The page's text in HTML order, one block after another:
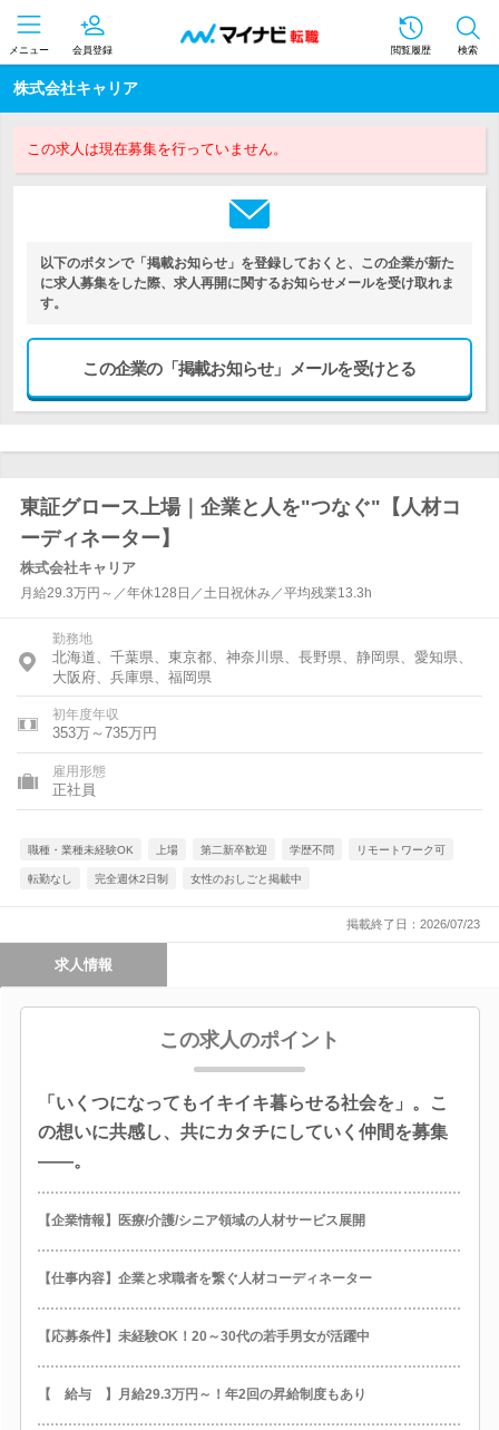
メニュー 会員登録 閲覧履歴 検索
株式会社キャリア
この求人は現在募集を行っていません。
以下のボタンで「掲載お知らせ」を登録しておくと、この企業が新た
に求人募集をした際、求人再開に関するお知らせメールを受け取れま
す。
この企業の「掲載お知らせ」メールを受けとる
東証グロース上場｜企業と人を"つなぐ"【人材コ
ーディネーター】
株式会社キャリア
月給29.3万円～／年休128日／土日祝休み／平均残業13.3h
勤務地
北海道、千葉県、東京都、神奈川県、長野県、静岡県、愛知県、
大阪府、兵庫県、福岡県
初年度年収
353万～735万円
雇用形態
正社員
職種・業種未経験OK 上場 第二新卒歓迎 学歴不問 リモートワーク可
転勤なし 完全週休2日制 女性のおしごと掲載中
掲載終了日：2026/07/23
求人情報
この求人のポイント
「いくつになってもイキイキ暮らせる社会を」。こ
の想いに共感し、共にカタチにしていく仲間を募集
――。
【企業情報】医療/介護/シニア領域の人材サービス展開
【仕事内容】企業と求職者を繋ぐ人材コーディネーター
【応募条件】未経験OK！20～30代の若手男女が活躍中
【 給与 】月給29.3万円～！年2回の昇給制度もあり